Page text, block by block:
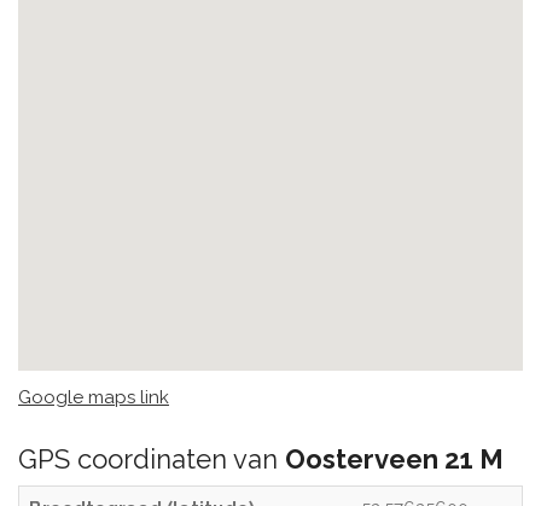
Google maps link
GPS coordinaten van Oosterveen 21 M